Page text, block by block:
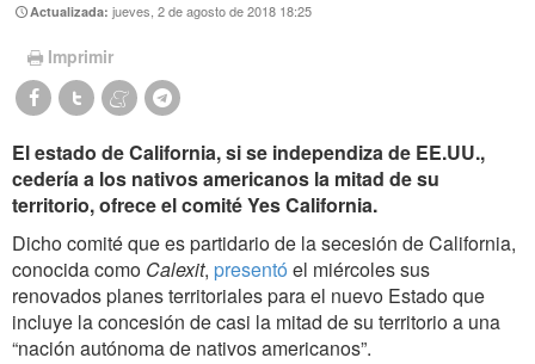
Actualizada:jueves, 2 de agosto de 2018 18:25
Imprimir
El estado de California, si se independiza de EE.UU.,
cedería a los nativos americanos la mitad de su
territorio, ofrece el comité Yes California.
Dicho comité que es partidario de la secesión de California,
conocida como Calexit, presentó el miércoles sus
renovados planes territoriales para el nuevo Estado que
incluye la concesión de casi la mitad de su territorio a una
“nación autónoma de nativos americanos”.